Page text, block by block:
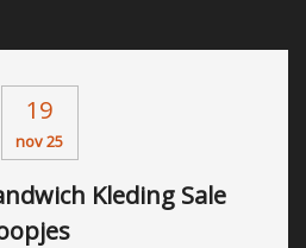
19
nov 25
Kleding Sale